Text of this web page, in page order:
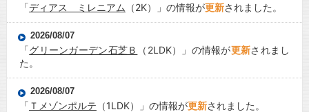
「ディアス ミレニアム （2K）」の情報が更新されました。
2026/08/07
「グリーンガーデン石芝Ｂ （2LDK）」の情報が更新されまし
た。
2026/08/07
「 Ｔメゾンポルテ （1LDK）」の情報が更新されました。